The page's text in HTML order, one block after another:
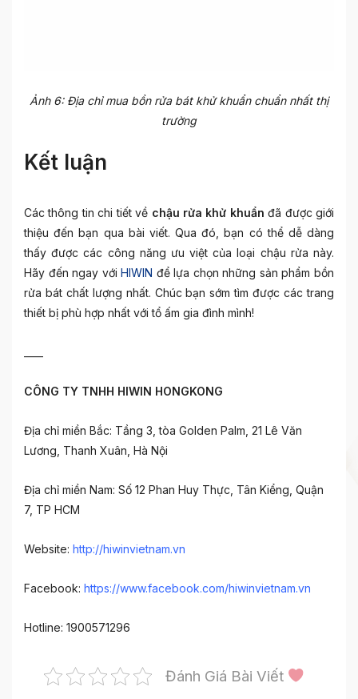
Ảnh 6: Địa chỉ mua bồn rửa bát khử khuẩn chuẩn nhất thị
trường
Kết luận
Các thông tin chi tiết về chậu rửa khử khuẩn đã được giới
thiệu đến bạn qua bài viết. Qua đó, bạn có thể dễ dàng
thấy được các công năng ưu việt của loại chậu rửa này.
Hãy đến ngay vớiHIWIN để lựa chọn những sản phẩm bồn
rửa bát chất lượng nhất. Chúc bạn sớm tìm được các trang
thiết bị phù hợp nhất với tổ ấm gia đình mình!
CÔNG TY TNHH HIWIN HONGKONG
Địa chỉ miền Bắc: Tầng 3, tòa Golden Palm, 21 Lê Văn
Lương, Thanh Xuân, Hà Nội
Địa chỉ miền Nam: Số 12 Phan Huy Thực, Tân Kiểng, Quận
7, TP HCM
Website: http://hiwinvietnam.vn
Facebook: https://www.facebook.com/hiwinvietnam.vn
Hotline: 1900571296
Đánh Giá Bài Viết